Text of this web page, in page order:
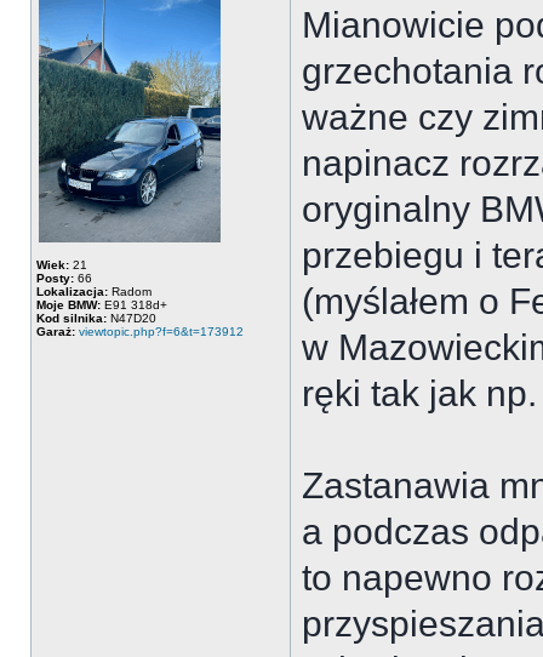
Wiek: 21
Posty: 66
Lokalizacja: Radom
Moje BMW: E91 318d+
Kod silnika: N47D20
Garaż: viewtopic.php?f=6&t=173912
Mianowicie
grzechotania
ważne czy
napinacz
oryginalny
przebiegu i
(myślałem o
w
ręki tak jak
Zastanawia
a podczas
to napewno